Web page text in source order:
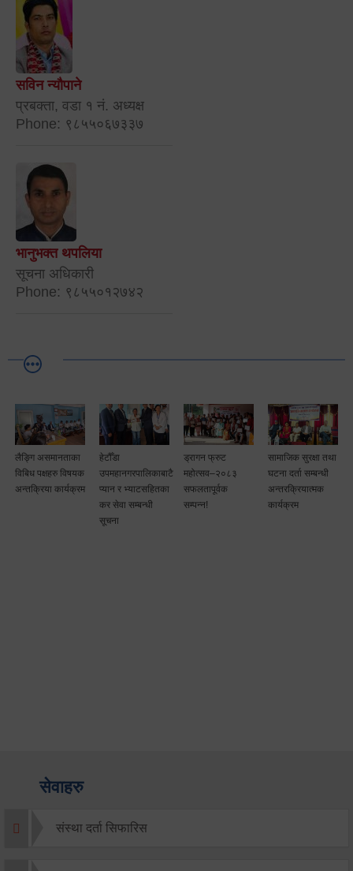
सविन न्यौपाने
प्रबक्ता, वडा १ नं. अध्यक्ष
Phone: ९८५५०६७३३७
भानुभक्त थपलिया
सूचना अधिकारी
Phone: ९८५५०१२७४२
लैङ्गि असमानताका
विबिध पक्षहरु विषयक
अन्तक्रिया कार्यक्रम
हेटौँडा
उपमहानगरपालिकाबाटै
प्यान र भ्याटसहितका
कर सेवा सम्बन्धी
सूचना
ड्रागन फ्रुट
महोत्सव–२०८३
सफलतापूर्वक
सम्पन्न!
सामाजिक सुरक्षा तथा
घटना दर्ता सम्बन्धी
अन्तरक्रियात्मक
कार्यक्रम
सेवाहरु
संस्था दर्ता सिफारिस